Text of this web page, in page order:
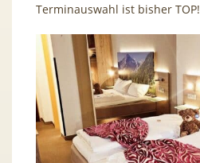
Terminauswahl ist bisher TOP!